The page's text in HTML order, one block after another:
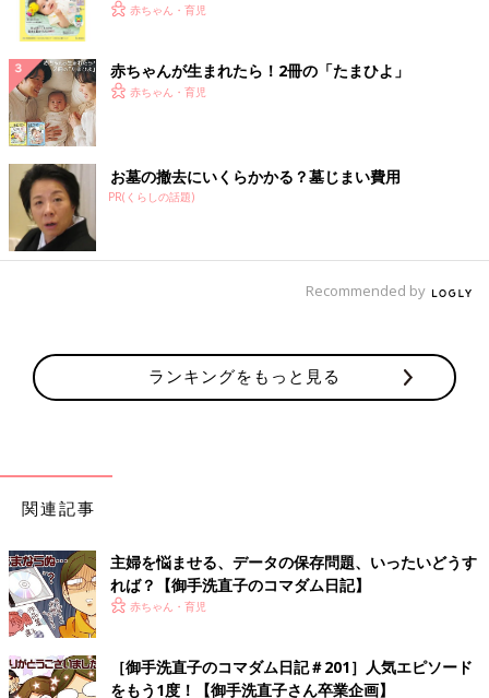
――ご家族はさぞショックでしたでしょうね。
御手洗 姉のことはずっと大好きなんですが、脳が現実逃避し
てるのかいまだにすごく悲しいという感じではなくて、もう会え
ないっていうのもあまり実感が無いですね～。
く！ おっぱい・ミルクの基本と夏のトラブル 解決テ
赤ちゃん・育児
赤ちゃんが生まれたら！2冊の「たまひよ」
赤ちゃん・育児
お墓の撤去にいくらかかる？墓じまい費用
PR(くらしの話題)
Recommended by
ランキングをもっと見る
関連記事
主婦を悩ませる、データの保存問題、いったいどうす
れば？【御手洗直子のコマダム日記】
赤ちゃん・育児
［御手洗直子のコマダム日記＃201］人気エピソード
をもう1度！【御手洗直子さん卒業企画】